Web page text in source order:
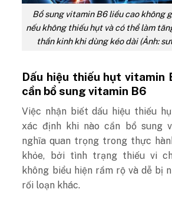
Bổ sung vitamin B6 liều cao không
nếu không thiếu hụt và có thể làm
thần kinh khi dùng kéo dài (Ảnh:
Dấu hiệu thiếu hụt vitamin
cần bổ sung vitamin B6
Việc nhận biết dấu hiệu thiếu
xác định khi nào cần bổ sung
nghĩa quan trọng trong thực
khỏe, bởi tình trạng thiếu vi
không biểu hiện rầm rộ và dễ bị
rối loạn khác.